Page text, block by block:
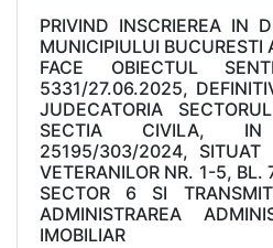
PRIVIND INSCRIEREA IN
MUNICIPIULUI BUCURESTI
FACE OBIECTUL
5331/27.06.2025,
JUDECATORIA
SECTIA CIVILA,
25195/303/2024, SITUAT
VETERANILOR NR. 1-5, BL.
SECTOR 6 SI
ADMINISTRAREA
IMOBILIAR